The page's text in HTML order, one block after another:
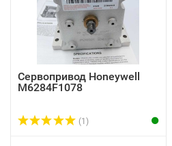
Сервопривод Honeywell
M6284F1078
(1)